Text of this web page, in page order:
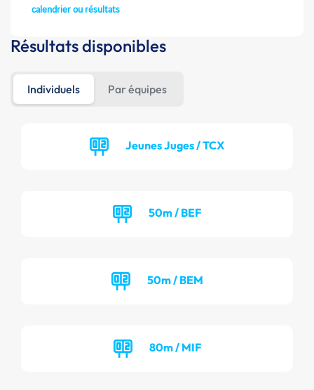
calendrier ou résultats
Résultats disponibles
Individuels Par équipes
Jeunes Juges / TCX
50m / BEF
50m / BEM
80m / MIF